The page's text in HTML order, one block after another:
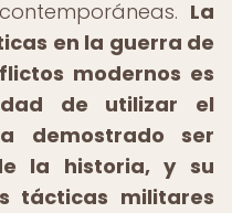
La
en la guerra de
modernos es
de utilizar el
demostrado ser
la historia, y su
tácticas militares